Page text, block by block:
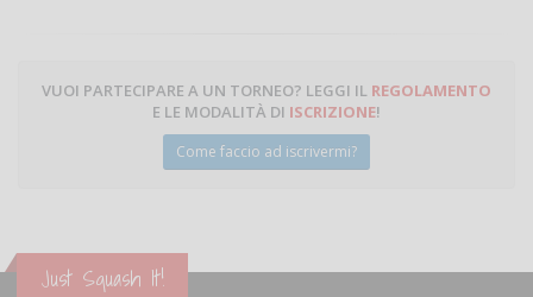
VUOI PARTECIPARE A UN TORNEO? LEGGI IL REGOLAMENTO
E LE MODALITÀ DI ISCRIZIONE!
Come faccio ad iscrivermi?
Just Squash It!